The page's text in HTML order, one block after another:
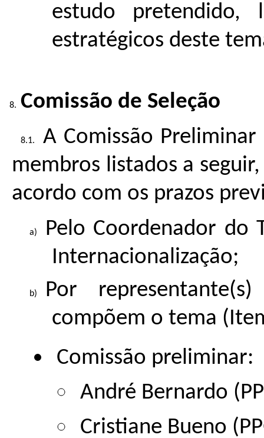
estudo pretendido,
estratégicos deste
Comissão de Seleção
A Comissão
membros listados a
acordo com os prazos
Pelo Coordenador do
Internacionalização;
Por
compõem o tema
Comissão preliminar:
André Bernardo
Cristiane Bueno